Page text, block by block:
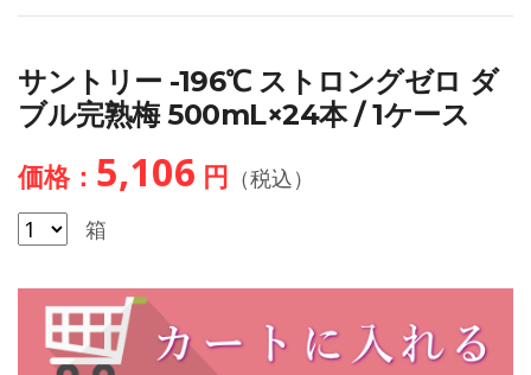
サントリー -196℃ ストロングゼロ ダ
ブル完熟梅 500mL×24本 / 1ケース
価格： 5,106 円 （税込）
箱